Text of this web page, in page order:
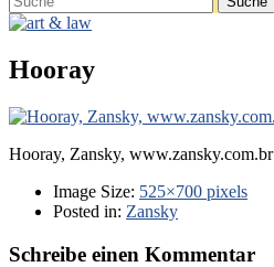
Hooray
Hooray, Zansky, www.zansky.com.br
Image Size: 525×700 pixels
Posted in: Zansky
Schreibe einen Kommentar